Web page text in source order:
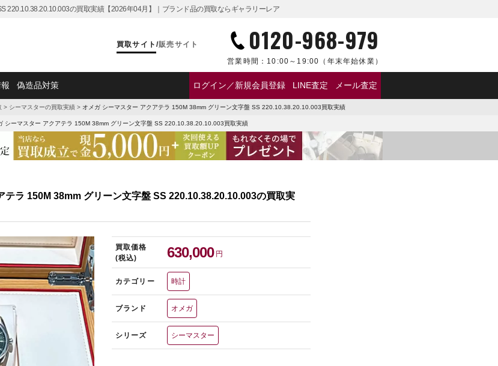
220.10.38.20.10.003の買取実績【2026年04月】｜ブランド品の買取ならギャラリーレア
買取サイト /販売サイト 0120-968-979
営業時間： 10:00～19:00 （年末年始休業）
偽造品対策 ログイン／新規会員登録 LINE査定 メール査定
> シーマスターの買取実績 > オメガ シーマスター アクアテラ 150M 38mm グリーン文字盤 SS 220.10.38.20.10.003買取実績
シーマスター アクアテラ 150M 38mm グリーン文字盤 SS 220.10.38.20.10.003買取実績
テラ 150M 38mm グリーン文字盤 SS 220.10.38.20.10.003の買取実
買取価格
(税込)
630,000 円
カテゴリー 時計
ブランド オメガ
シリーズ シーマスター